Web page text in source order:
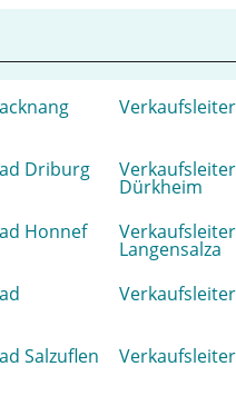
Driburg
Dürkheim
Honnef
Langensalza
Salzuflen